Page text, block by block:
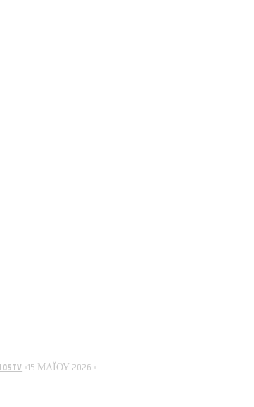
15 ΜΑΪ́ΟΥ 2026